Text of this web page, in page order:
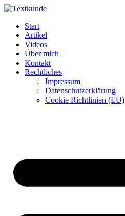
Zum
wechseln
Start
Artikel
Videos
Über mich
Kontakt
Rechtliches
Impressum
Datenschutzerklärung
Cookie Richtlinien (EU)